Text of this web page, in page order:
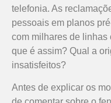
telefonia. As
pessoais em planos
com milhares de linhas
que é assim? Qual a
insatisfeitos?
Antes de explicar os